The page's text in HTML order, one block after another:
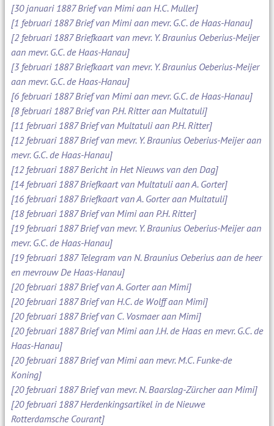
[30 januari 1887 Brief van Mimi aan H.C. Muller]
[1 februari 1887 Brief van Mimi aan mevr. G.C. de Haas-Hanau]
[2 februari 1887 Briefkaart van mevr. Y. Braunius Oeberius-Meijer
aan mevr. G.C. de Haas-Hanau]
[3 februari 1887 Briefkaart van mevr. Y. Braunius Oeberius-Meijer
aan mevr. G.C. de Haas-Hanau]
[6 februari 1887 Brief van Mimi aan mevr. G.C. de Haas-Hanau]
[8 februari 1887 Brief van P.H. Ritter aan Multatuli]
[11 februari 1887 Brief van Multatuli aan P.H. Ritter]
[12 februari 1887 Brief van mevr. Y. Braunius Oeberius-Meijer aan
mevr. G.C. de Haas-Hanau]
[12 februari 1887 Bericht in Het Nieuws van den Dag]
[14 februari 1887 Briefkaart van Multatuli aan A. Gorter]
[16 februari 1887 Briefkaart van A. Gorter aan Multatuli]
[18 februari 1887 Brief van Mimi aan P.H. Ritter]
[19 februari 1887 Brief van mevr. Y. Braunius Oeberius-Meijer aan
mevr. G.C. de Haas-Hanau]
[19 februari 1887 Telegram van N. Braunius Oeberius aan de heer
en mevrouw De Haas-Hanau]
[20 februari 1887 Brief van A. Gorter aan Mimi]
[20 februari 1887 Brief van H.C. de Wolff aan Mimi]
[20 februari 1887 Brief van C. Vosmaer aan Mimi]
[20 februari 1887 Brief van Mimi aan J.H. de Haas en mevr. G.C. de
Haas-Hanau]
[20 februari 1887 Brief van Mimi aan mevr. M.C. Funke-de
Koning]
[20 februari 1887 Brief van mevr. N. Baarslag-Zürcher aan Mimi]
[20 februari 1887 Herdenkingsartikel in de Nieuwe
Rotterdamsche Courant]